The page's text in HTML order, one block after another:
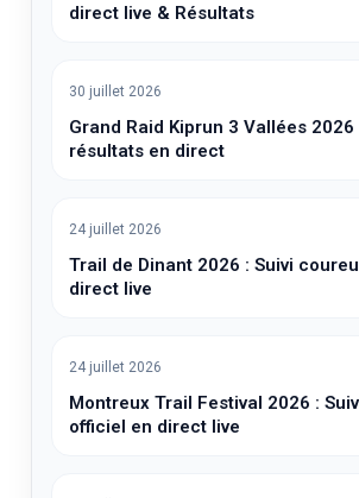
direct live & Résultats
30 juillet 2026
Grand Raid Kiprun 3 Vallées
résultats en direct
24 juillet 2026
Trail de Dinant 2026 : Suivi
direct live
24 juillet 2026
Montreux Trail Festival 2026 :
officiel en direct live